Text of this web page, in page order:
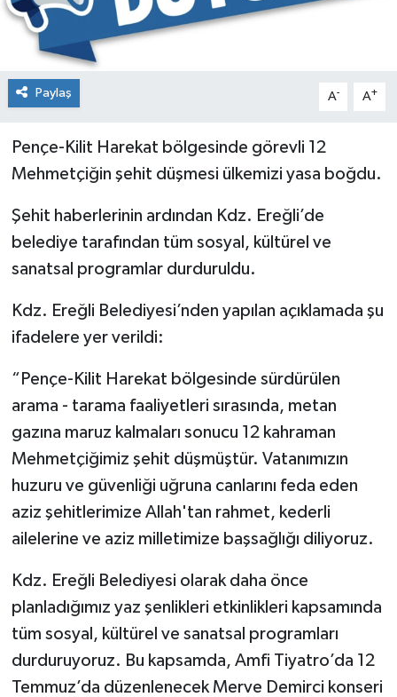
Paylaş A- A+
Pençe-Kilit Harekat bölgesinde görevli 12
Mehmetçiğin şehit düşmesi ülkemizi yasa boğdu.
Şehit haberlerinin ardından Kdz. Ereğli’de
belediye tarafından tüm sosyal, kültürel ve
sanatsal programlar durduruldu.
Kdz. Ereğli Belediyesi’nden yapılan açıklamada şu
ifadelere yer verildi:
“Pençe-Kilit Harekat bölgesinde sürdürülen
arama - tarama faaliyetleri sırasında, metan
gazına maruz kalmaları sonucu 12 kahraman
Mehmetçiğimiz şehit düşmüştür. Vatanımızın
huzuru ve güvenliği uğruna canlarını feda eden
aziz şehitlerimize Allah'tan rahmet, kederli
ailelerine ve aziz milletimize başsağlığı diliyoruz.
Kdz. Ereğli Belediyesi olarak daha önce
planladığımız yaz şenlikleri etkinlikleri kapsamında
tüm sosyal, kültürel ve sanatsal programları
durduruyoruz. Bu kapsamda, Amfi Tiyatro’da 12
Temmuz’da düzenlenecek Merve Demirci konseri